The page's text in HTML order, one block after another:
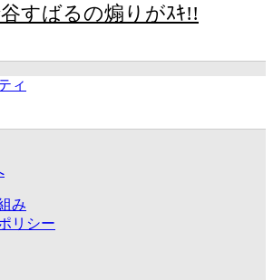
すばるの煽りがｽｷ!!
ィ
み
リシー